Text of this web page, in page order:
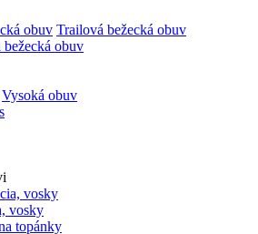
obuv Trailová bežecká obuv
obuv
Vysoká obuv
vosky